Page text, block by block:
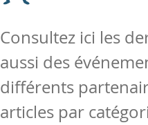
Consultez ici les
aussi des
différents
articles par